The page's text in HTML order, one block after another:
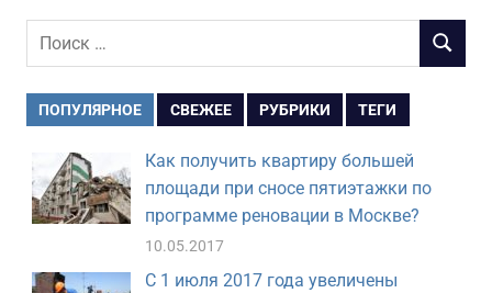
Поиск
ПОИСК
ПОПУЛЯРНОЕ СВЕЖЕЕ РУБРИКИ ТЕГИ
Как получить квартиру большей
площади при сносе пятиэтажки по
программе реновации в Москве?
10.05.2017
С 1 июля 2017 года увеличены